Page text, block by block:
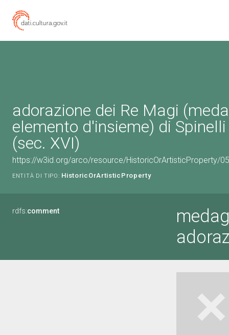
adorazione dei Re Magi
elemento d'insieme) di
(sec. XVI)
https://w3id.org/arco/resource/HistoricOrArtisticProperty/
ENTITÀ DI TIPO: HistoricOrArtisticProperty
rdfs:comment